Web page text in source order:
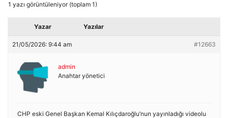
1 yazı görüntüleniyor (toplam 1)
Yazar Yazılar
21/05/2026: 9:44 am #12663
admin
Anahtar yönetici
CHP eski Genel Başkan Kemal Kılıçdaroğlu’nun yayınladığı videolu